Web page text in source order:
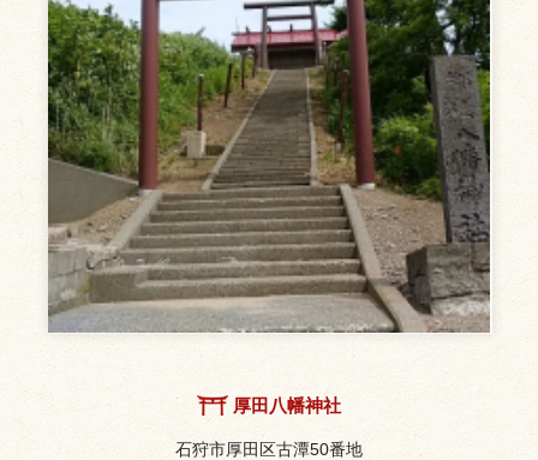
厚田八幡神社
石狩市厚田区古潭50番地